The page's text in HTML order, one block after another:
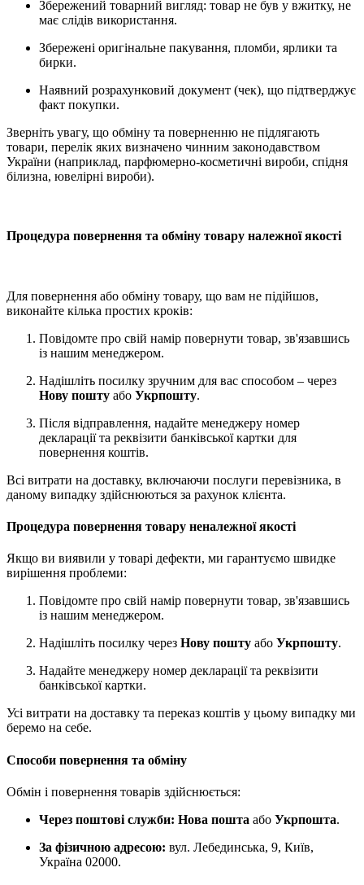
Збережений товарний вигляд: товар не був у вжитку, не
має слідів використання.
Збережені оригінальне пакування, пломби, ярлики та
бирки.
Наявний розрахунковий документ (чек), що підтверджує
факт покупки.
Зверніть увагу, що обміну та поверненню не підлягають
товари, перелік яких визначено чинним законодавством
України (наприклад, парфюмерно-косметичні вироби, спідня
білизна, ювелірні вироби).
Процедура повернення та обміну товару належної якості
Для повернення або обміну товару, що вам не підійшов,
виконайте кілька простих кроків:
Повідомте про свій намір повернути товар, зв'язавшись
із нашим менеджером.
Надішліть посилку зручним для вас способом – через
Нову пошту або Укрпошту.
Після відправлення, надайте менеджеру номер
декларації та реквізити банківської картки для
повернення коштів.
Всі витрати на доставку, включаючи послуги перевізника, в
даному випадку здійснюються за рахунок клієнта.
Процедура повернення товару неналежної якості
Якщо ви виявили у товарі дефекти, ми гарантуємо швидке
вирішення проблеми:
Повідомте про свій намір повернути товар, зв'язавшись
із нашим менеджером.
Надішліть посилку через Нову пошту або Укрпошту.
Надайте менеджеру номер декларації та реквізити
банківської картки.
Усі витрати на доставку та переказ коштів у цьому випадку ми
беремо на себе.
Способи повернення та обміну
Обмін і повернення товарів здійснюється:
Через поштові служби: Нова пошта або Укрпошта.
За фізичною адресою: вул. Лебединська, 9, Київ,
Україна 02000.